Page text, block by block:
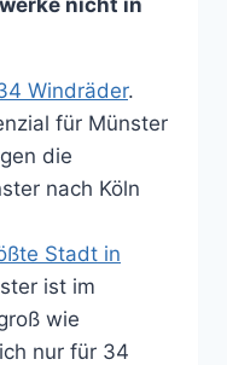
nicht in
Windräder.
für Münster
die
nach Köln
Stadt in
ist im
wie
nur für 34